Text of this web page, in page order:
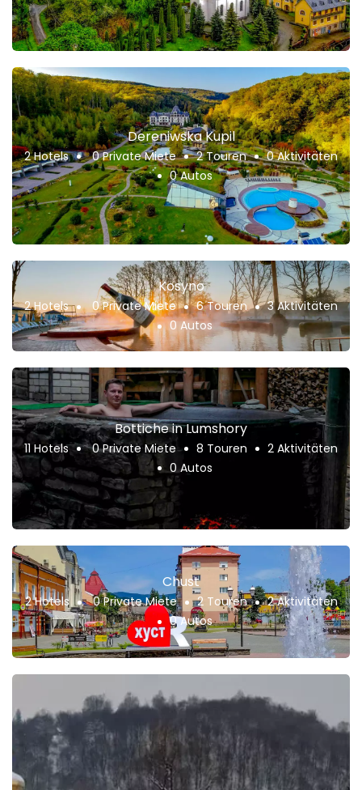
Dereniwska Kupil
2 Hotels 0 Private Miete 2 Touren
0 Aktivitäten
0 Autos
Kosyno
2 Hotels 0 Private Miete 6 Touren
3 Aktivitäten
0 Autos
Bottiche in Lumshory
11 Hotels 0 Private Miete 8 Touren
2 Aktivitäten
0 Autos
Chust
2 Hotels 0 Private Miete 2 Touren
2 Aktivitäten
0 Autos